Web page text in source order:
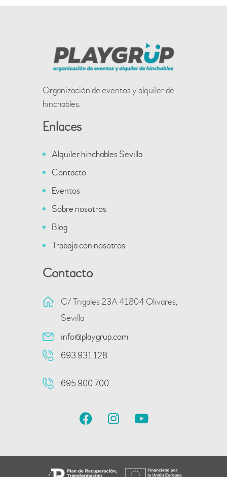
Organización de eventos y alquiler de
hinchables.
Enlaces
Alquiler hinchables Sevilla
Contacto
Eventos
Sobre nosotros
Blog
Trabaja con nosotros
Contacto
C/ Trigales 23A 41804 Olivares,
Sevilla
info@playgrup.com
693 931 128
695 900 700